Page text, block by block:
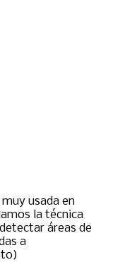
usada en
la técnica
áreas de
a